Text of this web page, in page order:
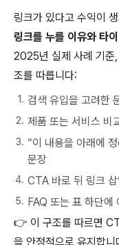
링크가 있다고 수익이
링크를 누를 이유와 타
2025년 실제 사례 기준
조를 따릅니다:
검색 유입을 고려한
제품 또는 서비스 비
“이 내용을 아래에
문장
CTA 바로 뒤 링크
FAQ 또는 표 하단에
👉 이 구조를 따르면
을 안정적으로 유지합니